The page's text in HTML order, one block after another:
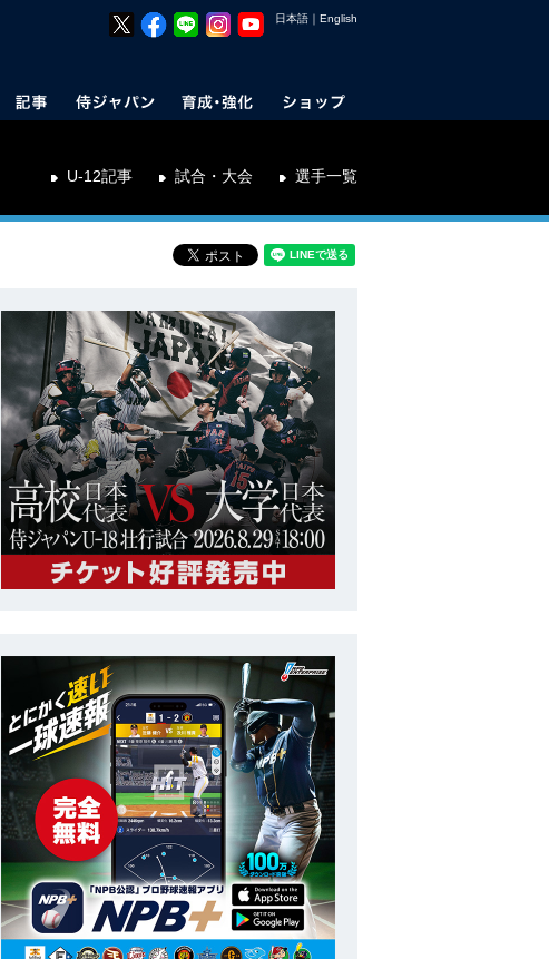
日本語 ｜ English
U-12記事 試合・大会 選手一覧